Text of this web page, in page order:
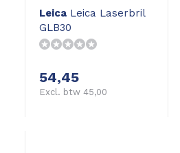
Leica Leica Laserbril
GLB30
54,45
Excl. btw 45,00